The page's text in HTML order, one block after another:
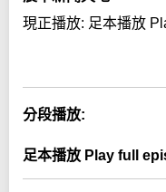
現正播放: 足本播放
分段播放:
足本播放 Play full